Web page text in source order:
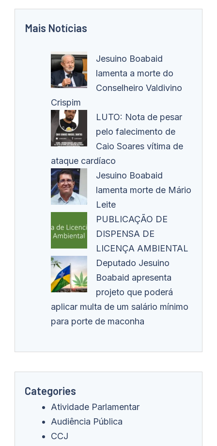
Mais Notícias
Jesuino Boabaid
lamenta a morte do
Conselheiro Valdivino
Crispim
LUTO: Nota de pesar
pelo falecimento de
Caio Soares vítima de
ataque cardíaco
Jesuino Boabaid
lamenta morte de Mário
Leite
PUBLICAÇÃO DE
DISPENSA DE
LICENÇA AMBIENTAL
Deputado Jesuino
Boabaid apresenta
projeto que poderá
aplicar multa de um salário mínimo
para porte de maconha
Categories
Atividade Parlamentar
Audiência Pública
CCJ